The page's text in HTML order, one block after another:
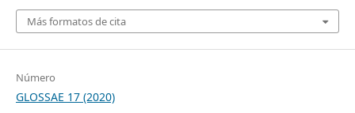
Más formatos de cita
Número
GLOSSAE 17 (2020)